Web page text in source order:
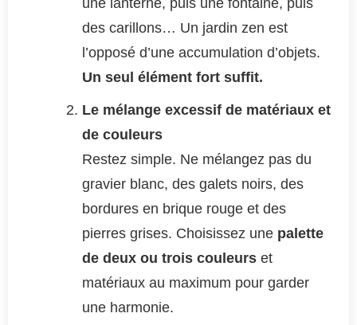
des carillons… Un jardin zen est
l’opposé d’une accumulation d’objets.
Un seul élément fort suffit.
Le mélange excessif de matériaux et
de couleurs
Restez simple. Ne mélangez pas du
gravier blanc, des galets noirs, des
bordures en brique rouge et des
pierres grises. Choisissez une palette
de deux ou trois couleurset
matériaux au maximum pour garder
une harmonie.